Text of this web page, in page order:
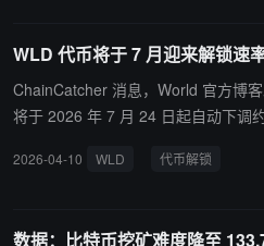
400 枚 BTC（降幅 39%），券商减
3%）。相比之下，持仓规模最大的
（持有 150,300 枚 BTC）仅减持
产分析师 Matt Kimmell 表示：“这一
WLD 代币将于 7 月迎来解锁速
ChainCatcher 消息，World 官方博
将于 2026 年 7 月 24 日起自动下调
来看，World 社区部分解锁速率将从
2026-04-10 WLD 代币解锁
数据：比特币挖矿难度降至